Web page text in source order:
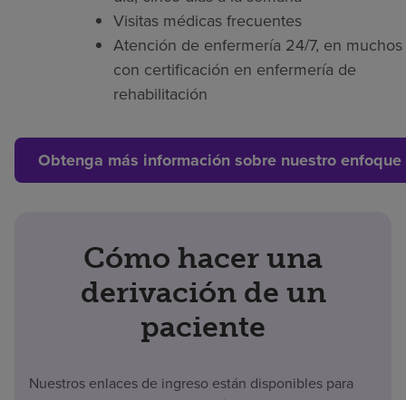
Visitas médicas frecuentes
Atención de enfermería 24/7, en muchos
con certificación en enfermería de
rehabilitación
Obtenga más información sobre nuestro
Cómo hacer una
derivación de un
paciente
Nuestros enlaces de ingreso están disponibles para